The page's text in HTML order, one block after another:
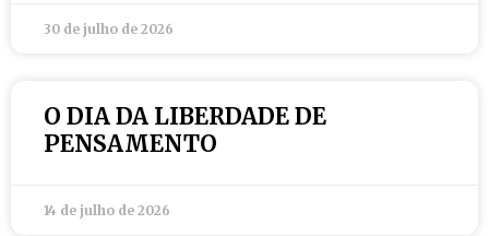
30 de julho de 2026
O DIA DA LIBERDADE DE
PENSAMENTO
14 de julho de 2026